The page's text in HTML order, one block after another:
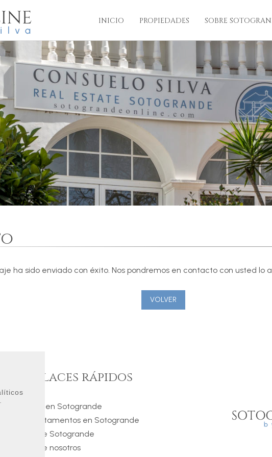
INICIO PROPIEDADES SOBRE
ha sido enviado con éxito. Nos pondremos en contacto con usted lo
VOLVER
Enlaces rápidos
Villas en Sotogrande
Apartamentos en Sotogrande
Sobre Sotogrande
Sobre nosotros